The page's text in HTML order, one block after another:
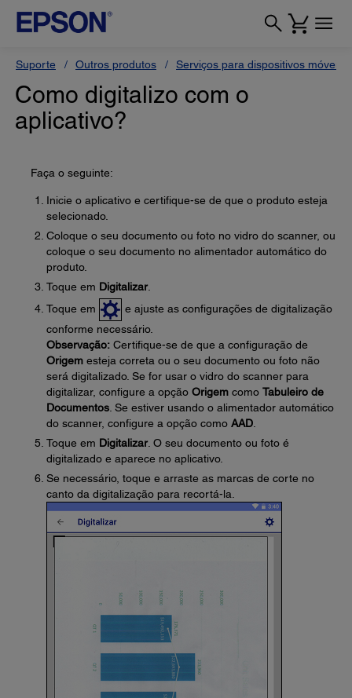
Suporte Outros produtos Serviços para dispositivos móveis
Como digitalizo com o
aplicativo?
Faça o seguinte:
Inicie o aplicativo e certifique-se de que o produto esteja
selecionado.
Coloque o seu documento ou foto no vidro do scanner, ou
coloque o seu documento no alimentador automático do
produto.
Toque em Digitalizar.
Toque em
e ajuste as configurações de digitalização
conforme necessário.
Observação: Certifique-se de que a configuração de
Origem esteja correta ou o seu documento ou foto não
será digitalizado. Se for usar o vidro do scanner para
digitalizar, configure a opção Origem como Tabuleiro de
Documentos . Se estiver usando o alimentador automático
do scanner, configure a opção como AAD
Toque em Digitalizar. O seu documento ou foto é
digitalizado e aparece no aplicativo.
Se necessário, toque e arraste as marcas de corte no
canto da digitalização para recortá-la.